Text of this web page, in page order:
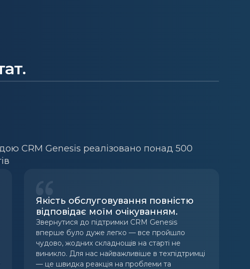
CRM Genesis реалізовано понад 500
Якість обслуговування повністю
відповідає моїм очікуванням.
Звернутися до підтримки CRM Genesis
вперше було дуже легко — все пройшло
чудово, жодних складнощів на старті не
виникло. Для нас найважливіше в техпідтримці
— це швидка реакція на проблеми та